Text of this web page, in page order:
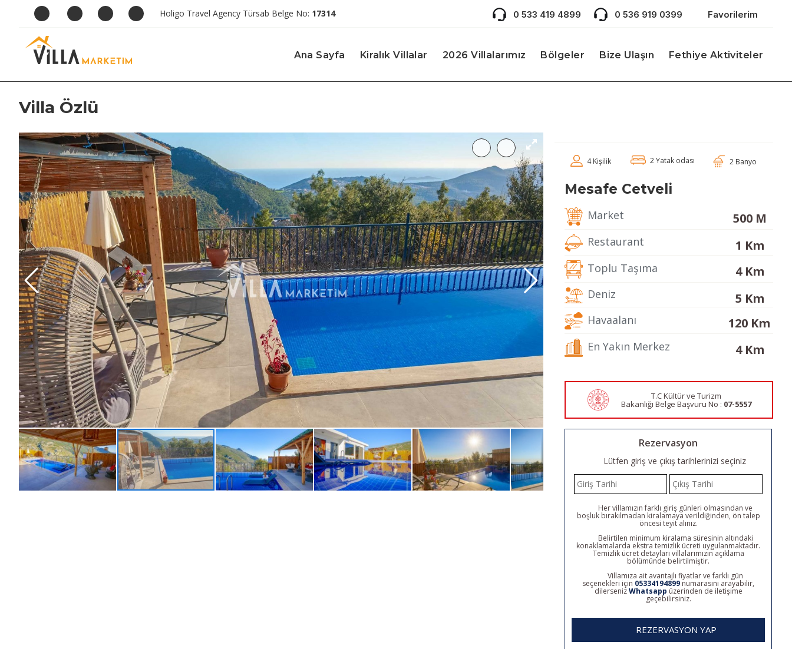
Holigo Travel Agency Türsab Belge No: 17314 0 533 419 4899 0 536 919 0399 Favorilerim
Ana Sayfa Kiralık Villalar 2026 Villalarımız Bölgeler Bize Ulaşın Fethiye Aktiviteler
Villa Özlü
4 Kişilik 2 Yatak odası 2 Banyo
Mesafe Cetveli
Market 500 M
Restaurant 1 Km
Toplu Taşıma 4 Km
Deniz 5 Km
Havaalanı 120 Km
En Yakın Merkez 4 Km
T.C Kültür ve Turizm
Bakanlığı Belge Başvuru No : 07-5557
Rezervasyon
Lütfen giriş ve çıkış tarihlerinizi seçiniz
Her villamızın farklı giriş günleri olmasından ve
boşluk bırakılmadan kiralamaya verildiğinden, ön talep
öncesi teyit alınız.
Belirtilen minimum kiralama süresinin altındaki
konaklamalarda ekstra temizlik ücreti uygulanmaktadır.
Temizlik ücret detayları villalarımızın açıklama
bölümünde belirtilmiştir.
Villamıza ait avantajlı fiyatlar ve farklı gün
seçenekleri için 05334194899 numarasını arayabilir,
dilersenizWhatsapp üzerinden de iletişime
geçebilirsiniz.
REZERVASYON YAP